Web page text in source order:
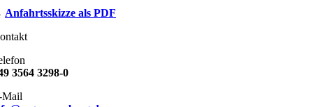
Anfahrtsskizze als PDF
3564 3298-0
Mail